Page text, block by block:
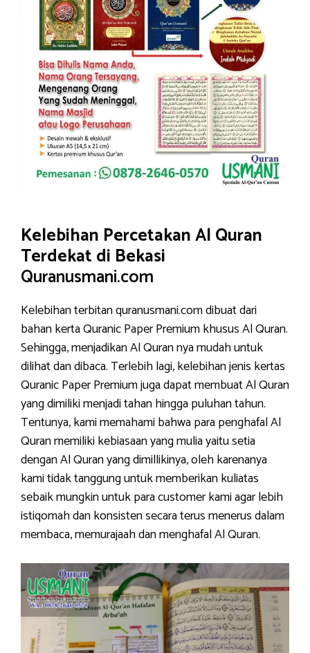
Kelebihan Percetakan Al Quran
Terdekat di Bekasi
Quranusmani.com
Kelebihan terbitan quranusmani.com dibuat dari
bahan kerta Quranic Paper Premium khusus Al Quran.
Sehingga, menjadikan Al Quran nya mudah untuk
dilihat dan dibaca. Terlebih lagi, kelebihan jenis kertas
Quranic Paper Premium juga dapat membuat Al Quran
yang dimiliki menjadi tahan hingga puluhan tahun.
Tentunya, kami memahami bahwa para penghafal Al
Quran memiliki kebiasaan yang mulia yaitu setia
dengan Al Quran yang dimillikinya, oleh karenanya
kami tidak tanggung untuk memberikan kuliatas
sebaik mungkin untuk para customer kami agar lebih
istiqomah dan konsisten secara terus menerus dalam
membaca, memurajaah dan menghafal Al Quran.